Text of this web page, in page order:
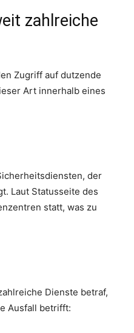
zahlreiche
Zugriff auf dutzende
Art innerhalb eines
der
Laut Statusseite des
statt, was zu
Dienste betraf,
Ausfall betrifft: